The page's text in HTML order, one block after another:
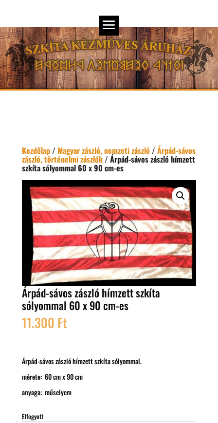
Kezdőlap/ Magyar zászló, nemzeti zászló/ Árpád-sávos
zászló, történelmi zászlók/ Árpád-sávos zászló hímzett
szkíta sólyommal 60 x 90 cm-es
Árpád-sávos zászló hímzett szkíta
sólyommal 60 x 90 cm-es
11.300 Ft
Árpád-sávos zászló hímzett szkíta sólyommal.
mérete: 60 cm x 90 cm
anyaga: műselyem
Elfogyott